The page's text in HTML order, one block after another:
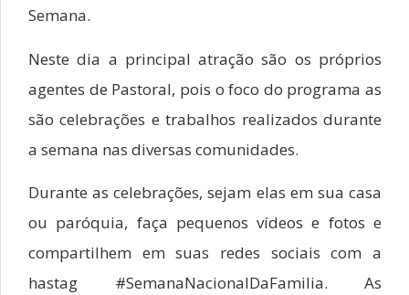
Semana.
Neste dia a principal atração são os próprios
agentes de Pastoral, pois o foco do programa as
são celebrações e trabalhos realizados durante
a semana nas diversas comunidades.
Durante as celebrações, sejam elas em sua casa
ou paróquia, faça pequenos vídeos e fotos e
compartilhem em suas redes sociais com a
hastag #SemanaNacionalDaFamilia. As